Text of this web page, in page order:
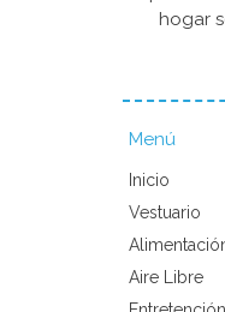
hogar
Menú
Inicio
Vestuario
Aire Libre